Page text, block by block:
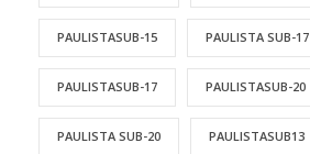
PAULISTASUB-15 PAULISTA SUB-17
PAULISTASUB-17 PAULISTASUB-20
PAULISTA SUB-20 PAULISTASUB13